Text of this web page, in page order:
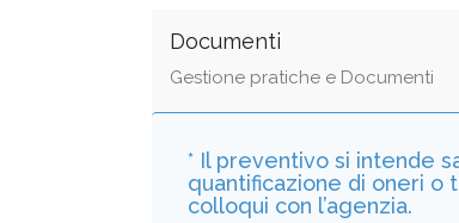
Documenti
Gestione pratiche e Documenti
* Il preventivo si intende
quantificazione di oneri o
colloqui con l’agenzia.